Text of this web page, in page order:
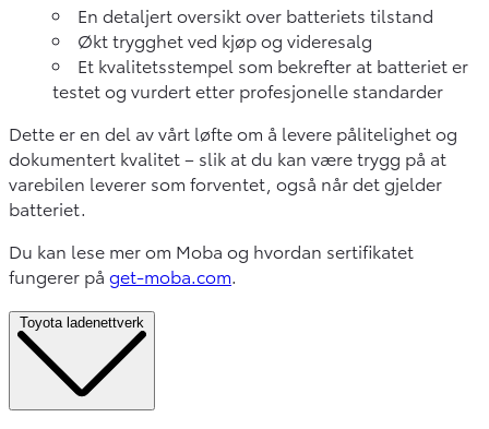
En detaljert oversikt over batteriets tilstand
Økt trygghet ved kjøp og videresalg
Et kvalitetsstempel som bekrefter at batteriet er
testet og vurdert etter profesjonelle standarder
Dette er en del av vårt løfte om å levere pålitelighet og
dokumentert kvalitet – slik at du kan være trygg på at
varebilen leverer som forventet, også når det gjelder
batteriet.
Du kan lese mer om Moba og hvordan sertifikatet
fungerer på get-moba.com.
Toyota ladenettverk